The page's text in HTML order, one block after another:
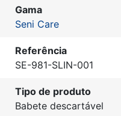
Gama
Seni Care
Referência
SE-981-SLIN-001
Tipo de produto
Babete descartável